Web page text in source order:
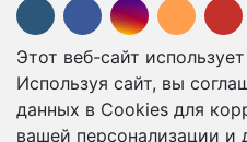
Этот веб-сайт
Используя сайт, вы
данных в Cookies для
вашей персонализации и